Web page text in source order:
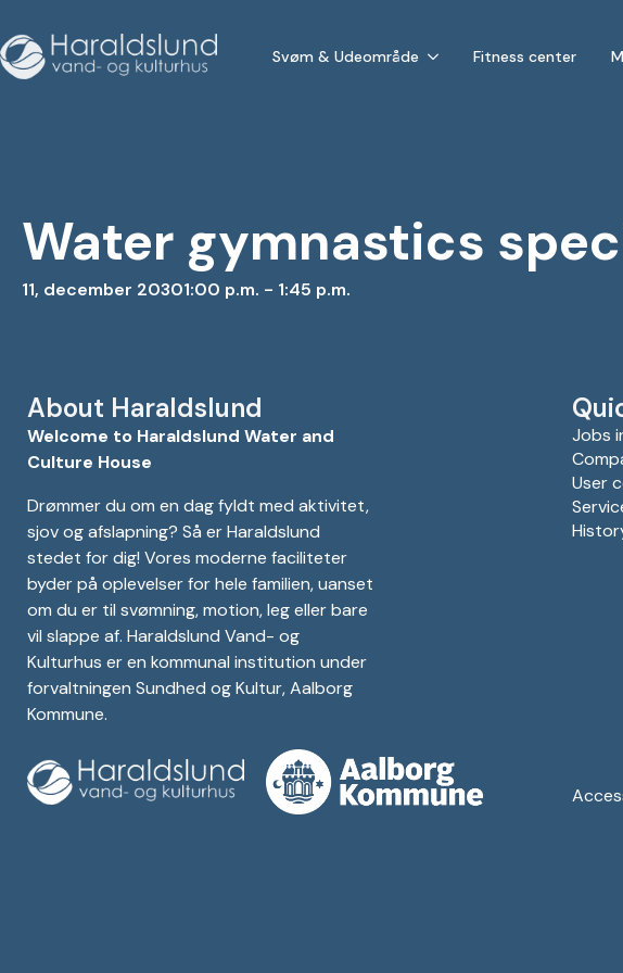
Svøm & Udeområde Fitness center
Water gymnastics
11, december 20301:00 p.m. - 1:45 p.m.
About Haraldslund
Welcome to Haraldslund Water and
Culture House
Drømmer du om en dag fyldt med aktivitet,
sjov og afslapning? Så er Haraldslund
stedet for dig! Vores moderne faciliteter
byder på oplevelser for hele familien, uanset
om du er til svømning, motion, leg eller bare
vil slappe af. Haraldslund Vand- og
Kulturhus er en kommunal institution under
forvaltningen Sundhed og Kultur, Aalborg
Kommune.
Jobs
User